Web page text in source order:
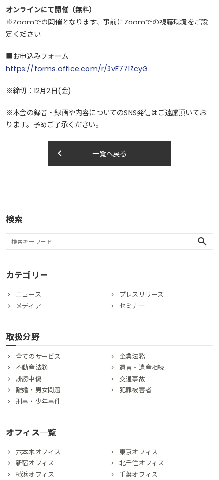
オンラインにて開催（無料）
※Zoomでの開催となります、事前にZoomでの視聴環境をご設
定ください
■お申込みフォーム
https://forms.office.com/r/3vF771ZcyG
※締切：12月2日(金)
※本会の録音・録画や内容についてのSNS発信はご遠慮頂いてお
ります。予めご了承ください。
一覧へ戻る
keyboard_arrow_left
検索
search
カテゴリー
ニュース
プレスリリース
メディア
セミナー
取扱分野
全てのサービス
企業法務
不動産法務
遺言・遺産相続
誹謗中傷
交通事故
離婚・男女問題
犯罪被害者
刑事・少年事件
オフィス一覧
六本木オフィス
東京オフィス
新宿オフィス
北千住オフィス
横浜オフィス
千葉オフィス